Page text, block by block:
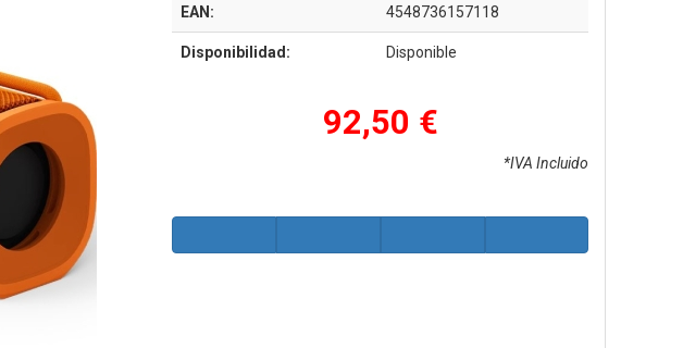
EAN: 4548736157118
Disponibilidad: Disponible
92,50 €
*IVA Incluido